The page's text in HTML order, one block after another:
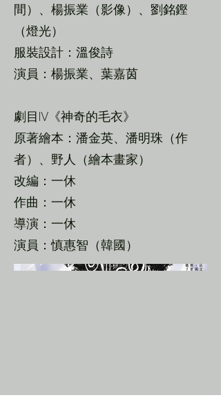
間）、楊振業（影像）、劉銘鏗
（燈光）
服裝設計：溫俊詩
演員：楊振業、葉嘉茵
劇目IV《神奇的毛衣》
原著繪本：潘金英、潘明珠（作
者）、野人（繪本畫家）
改編：一休
作曲：一休
導演：一休
演員：慎惠智（韓國）